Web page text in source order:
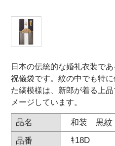
卸売業・小売業のお客様
マルアイについて
企業情報
日本の伝統的な婚礼衣装で
祝儀袋です。紋の中でも特
た縞模様は、新郎が着る上
メージしています。
品名
和装 黒紋
品番
ｷ18D